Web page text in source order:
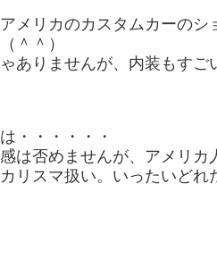
メリカのカスタムカーの
＾＾）
ありませんが、内装もすご
・・・・・・
は否めませんが、アメリカ
リスマ扱い。いったいどれ